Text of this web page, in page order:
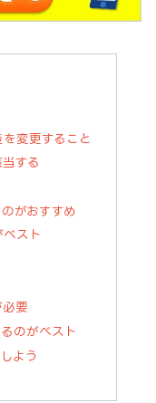
変更すること
する
がおすすめ
スト
要
のがベスト
よう